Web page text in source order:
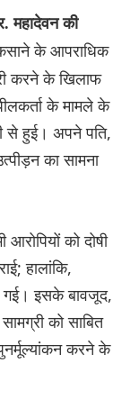
महादेवन की
के आपराधिक
करने के खिलाफ
के मामले के
से हुई। अपने पति,
का सामना
को दोषी
हालांकि,
गई। इसके बावजूद,
को साबित
करने के